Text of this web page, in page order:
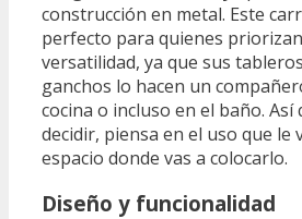
construcción en metal. Este
perfecto para quienes
versatilidad, ya que sus
ganchos lo hacen un
cocina o incluso en el baño. Así
decidir, piensa en el uso que le
espacio donde vas a colocarlo.
Diseño y funcionalidad